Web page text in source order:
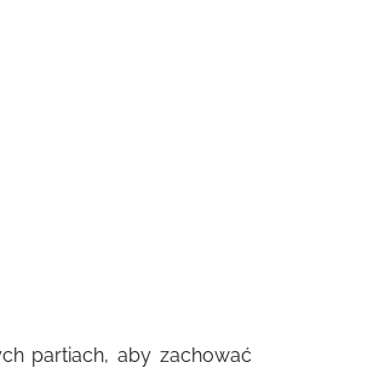
partiach, aby zachować